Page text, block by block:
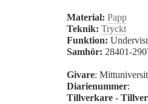
Material: Papp
Teknik: Tryckt
Funktion:
Samhör: 28401-
Givare:
Diarienummer:
Tillverkare -